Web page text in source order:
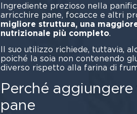
Ingrediente prezioso nella
arricchire pane, focacce e altri
migliore struttura, una
nutrizionale più completo.
Il suo utilizzo richiede, tuttavia,
poiché la soia non contenendo
diverso rispetto alla farina di
Perché
pane